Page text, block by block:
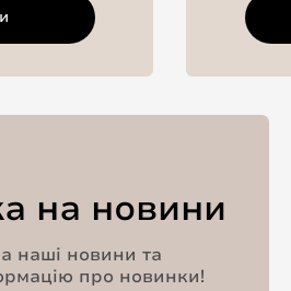
на новини
наші новини та
про новинки!